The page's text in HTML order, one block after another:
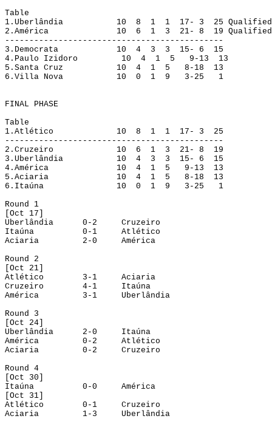
Table
1. Uberlândia 10 8 1 1 17- 3 25 Qualified
2. América 10 6 1 3 21- 8 19 Qualified
---------------------------------------------
3. Democrata 10 4 3 3 15- 6
15
4. Paulo Izidoro 10 4 1 5 9-13
13
5. Santa Cruz 10 4 1 5 8-18
13
6. Villa Nova 10 0 1 9 3-25 1
FINAL PHASE
Table
1. Atlético 10 8 1 1 17- 3
25
---------------------------------------------
2. Cruzeiro 10 6 1 3 21- 8
19
3. Uberlândia 10 4 3 3 15- 6
15
4. América 10 4 1 5 9-13
13
5. Aciaria 10 4 1 5 8-18
13
6. Itaúna 10 0 1 9 3-25
1
Round 1
Oct 17]
Uberlândia
0-2
Cruzeiro
Itaúna
0-1
Atlético
Aciaria
2-0
América
Round 2
Oct 21]
Atlético
3-1
Aciaria
Cruzeiro
4-1
Itaúna
América
3-1
Uberlândia
Round 3
Oct 24]
Uberlândia
2-0
Itaúna
América
0-2
Atlético
Aciaria
0-2
Cruzeiro
Round 4
Oct 30]
Itaúna
0-0
América
Oct 31]
Atlético
0-1
Cruzeiro
Aciaria
1-3
Uberlândia